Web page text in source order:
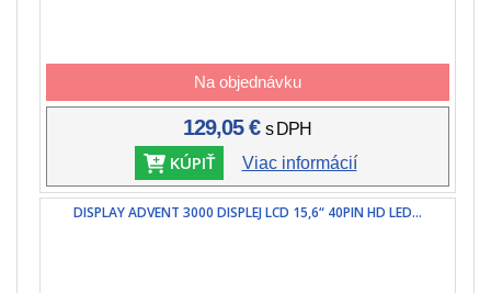
Na objednávku
129,05 €s DPH
KÚPIŤ Viac informácií
DISPLAY ADVENT 3000 DISPLEJ LCD 15,6“ 40PIN HD LED...